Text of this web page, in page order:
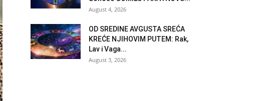
August 4, 2026
OD SREDINE AVGUSTA SREĆA
KREĆE NJIHOVIM PUTEM: Rak,
Lav i Vaga...
August 3, 2026